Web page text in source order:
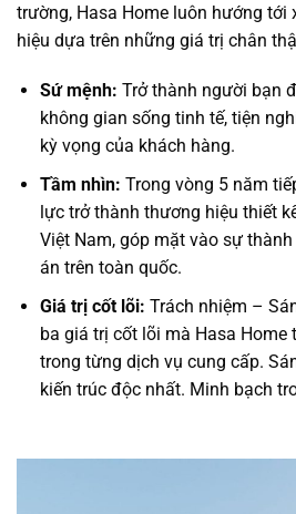
trường, Hasa Home luôn hướng tới
hiệu dựa trên những giá trị chân
Sứ mệnh: Trở thành người bạn
không gian sống tinh tế, tiện
kỳ vọng của khách hàng.
Tầm nhìn: Trong vòng 5 năm
lực trở thành thương hiệu thiết
Việt Nam, góp mặt vào sự
án trên toàn quốc.
Giá trị cốt lõi: Trách nhiệm –
ba giá trị cốt lõi mà Hasa Home
trong từng dịch vụ cung cấp.
kiến trúc độc nhất. Minh bạch